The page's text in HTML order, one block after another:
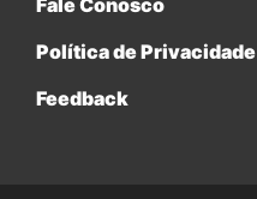
Política de Privacidade
Feedback